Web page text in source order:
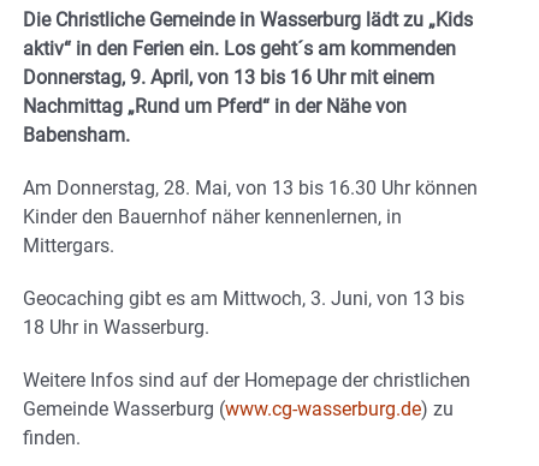
Die Christliche Gemeinde in Wasserburg lädt zu „Kids
aktiv“ in den Ferien ein. Los geht´s am kommenden
Donnerstag, 9. April, von 13 bis 16 Uhr mit einem
Nachmittag „Rund um Pferd“ in der Nähe von
Babensham.
Am Donnerstag, 28. Mai, von 13 bis 16.30 Uhr können
Kinder den Bauernhof näher kennenlernen, in
Mittergars.
Geocaching gibt es am Mittwoch, 3. Juni, von 13 bis
18 Uhr in Wasserburg.
Weitere Infos sind auf der Homepage der christlichen
Gemeinde Wasserburg (www.cg-wasserburg.de) zu
finden.